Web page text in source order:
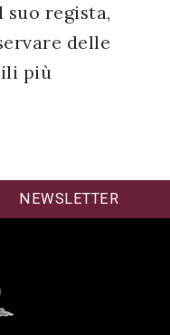
suo regista,
delle
più
NEWSLETTER